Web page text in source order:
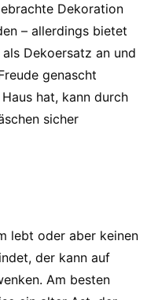
Dekoration
– allerdings bietet
Dekoersatz an und
genascht
hat, kann durch
sicher
lebt oder aber keinen
der kann auf
Am besten